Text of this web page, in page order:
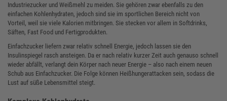
Industriezucker und Weißmehl zu meiden. Sie gehören zwar ebenfalls zu den
einfachen Kohlenhydraten, jedoch sind sie im sportlichen Bereich nicht von
Vorteil, weil sie viele Kalorien mitbringen. Sie stecken vor allem in Softdrinks,
Säften, Fast Food und Fertigprodukten.
Einfachzucker liefern zwar relativ schnell Energie, jedoch lassen sie den
Insulinspiegel rasch ansteigen. Da er nach relativ kurzer Zeit auch genauso schnell
wieder abfällt, verlangt dein Körper nach neuer Energie – also nach einem neuen
Schub aus Einfachzucker. Die Folge können Heißhungerattacken sein, sodass die
Lust auf süße Lebensmittel steigt.